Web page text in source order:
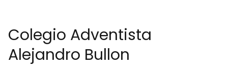
Colegio Adventista
Alejandro Bullon